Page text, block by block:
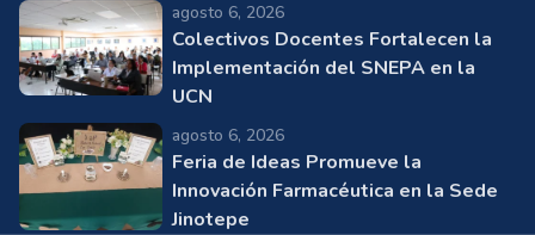
agosto 6, 2026
Colectivos Docentes Fortalecen la
Implementación del SNEPA en la
UCN
agosto 6, 2026
Feria de Ideas Promueve la
Innovación Farmacéutica en la Sede
Jinotepe